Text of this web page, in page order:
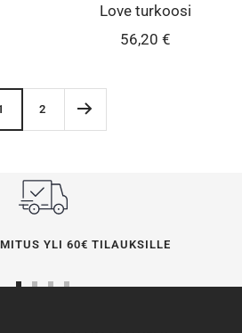
Love turkoosi
Alennushinta
56,20 €
2
YLI 60€ TILAUKSILLE